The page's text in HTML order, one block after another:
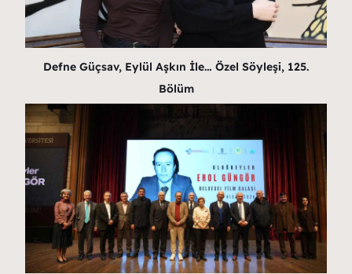
Defne Güçsav, Eylül Aşkın İle… Özel Söyleşi, 125.
Bölüm